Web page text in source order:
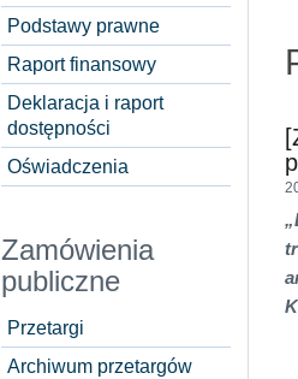
Podstawy prawne
Raport finansowy
Deklaracja i raport
dostępności
Oświadczenia
Zamówienia
publiczne
Przetargi
Archiwum przetargów